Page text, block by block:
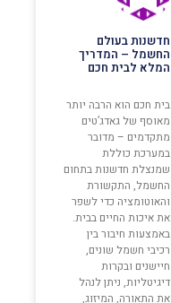
חדשנות בעולם
החשמל – המדריך
המלא לבית חכם
בית חכם הוא הרבה יותר
מאוסף של גאדג’טים
מתקדמים – מדובר
במערכת כוללת
שמנצלת חדשנות בתחום
החשמל, התקשורת
והאוטומציה כדי לשפר
את איכות החיים בבית.
באמצעות חיבור בין
רכיבי חשמל שונים,
חיישנים ובקרות
דיגיטליות, ניתן לנהל
את התאורה, המיזוג,